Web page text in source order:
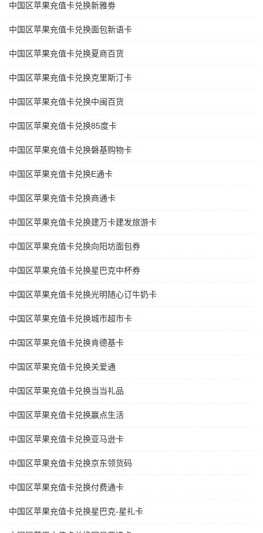
中国区苹果充值卡兑换新雅劵
中国区苹果充值卡兑换面包新语卡
中国区苹果充值卡兑换夏商百货
中国区苹果充值卡兑换克里斯汀卡
中国区苹果充值卡兑换中闽百货
中国区苹果充值卡兑换85度卡
中国区苹果充值卡兑换磐基购物卡
中国区苹果充值卡兑换E通卡
中国区苹果充值卡兑换商通卡
中国区苹果充值卡兑换建万卡建发旅游卡
中国区苹果充值卡兑换向阳坊面包券
中国区苹果充值卡兑换星巴克中杯券
中国区苹果充值卡兑换光明随心订牛奶卡
中国区苹果充值卡兑换城市超市卡
中国区苹果充值卡兑换肯德基卡
中国区苹果充值卡兑换关爱通
中国区苹果充值卡兑换当当礼品
中国区苹果充值卡兑换赢点生活
中国区苹果充值卡兑换亚马逊卡
中国区苹果充值卡兑换京东领货码
中国区苹果充值卡兑换付费通卡
中国区苹果充值卡兑换星巴克-星礼卡